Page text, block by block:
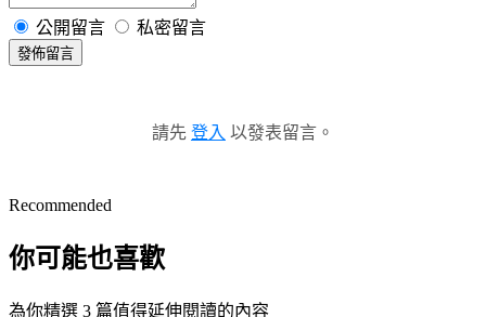
公開留言 私密留言
發佈留言
請先 登入 以發表留言。
Recommended
你可能也喜歡
為你精選 3 篇值得延伸閱讀的內容